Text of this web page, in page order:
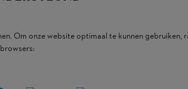
uit. Het is bovendien een natuurlijke
Om onze website optimaal te kunnen gebruiken,